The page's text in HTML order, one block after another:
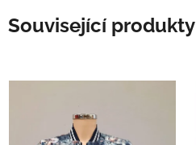
Související produkty